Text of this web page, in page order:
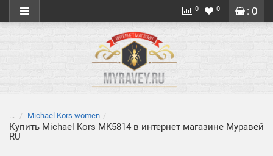
: 0
0 0
... Michael Kors women
Купить Michael Kors MK5814 в интернет магазине Муравей
RU